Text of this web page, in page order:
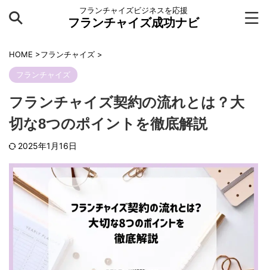
フランチャイズビジネスを応援
フランチャイズ成功ナビ
HOME >フランチャイズ >
フランチャイズ
フランチャイズ契約の流れとは？大
切な8つのポイントを徹底解説
2025年1月16日